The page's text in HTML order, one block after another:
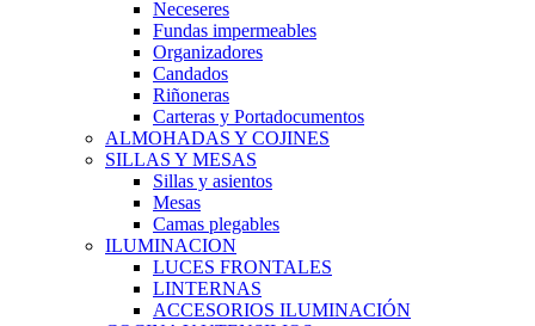
Neceseres
Fundas impermeables
Organizadores
Candados
Riñoneras
Carteras y Portadocumentos
ALMOHADAS Y COJINES
SILLAS Y MESAS
Sillas y asientos
Mesas
Camas plegables
ILUMINACION
LUCES FRONTALES
LINTERNAS
ACCESORIOS ILUMINACIÓN